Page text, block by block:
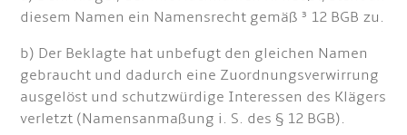
diesem Namen ein Namensrecht gemäß ³ 12 BGB zu.
b) Der Beklagte hat unbefugt den gleichen Namen
gebraucht und dadurch eine Zuordnungsverwirrung
ausgelöst und schutzwürdige Interessen des Klägers
verletzt (Namensanmaßung i. S. des § 12 BGB).